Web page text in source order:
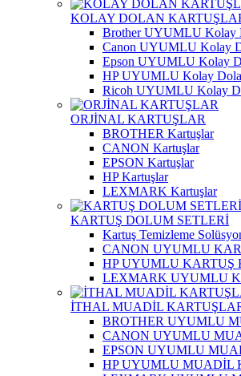
KOLAY DOLAN
Brother UYUMLU Kolay
Canon UYUMLU Kolay
Epson UYUMLU Kolay
HP UYUMLU Kolay
Ricoh UYUMLU Kolay
ORJİNAL KARTUŞLAR
BROTHER Kartuşlar
CANON Kartuşlar
EPSON Kartuşlar
HP Kartuşlar
LEXMARK Kartuşlar
KARTUŞ DOLUM SETLERİ
Kartuş Temizleme
CANON UYUMLU
HP UYUMLU KARTUŞ
LEXMARK UYUMLU
İTHAL MUADİL
BROTHER UYUMLU
CANON UYUMLU
EPSON UYUMLU
HP UYUMLU MUADİL